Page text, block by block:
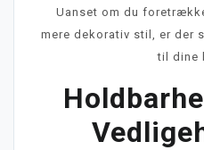
Uanset om du
mere dekorativ stil, er der
til dine